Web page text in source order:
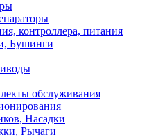
контроллера, питания
Бушинги
обслуживания
Насадки
Рычаги